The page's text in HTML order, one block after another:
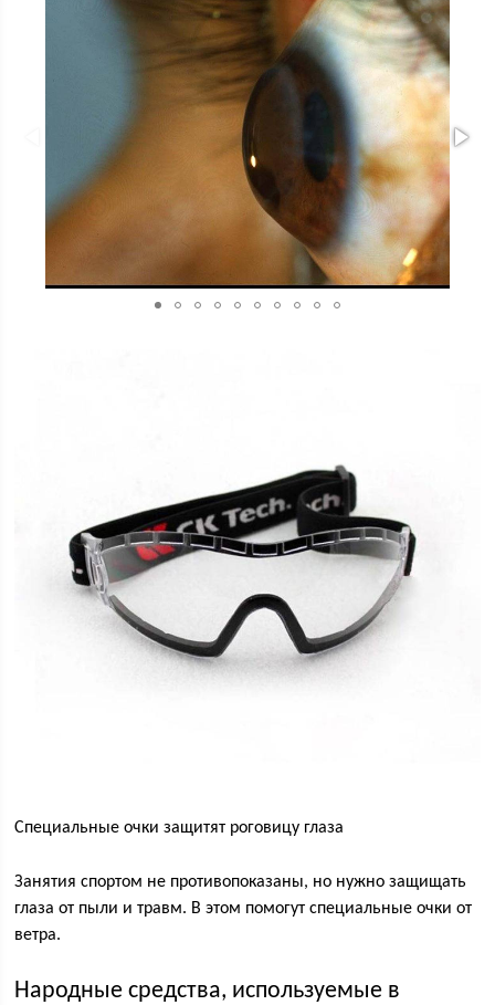
Специальные очки защитят роговицу глаза
Занятия спортом не противопоказаны, но нужно защищать
глаза от пыли и травм. В этом помогут специальные очки от
ветра.
Народные средства, используемые в